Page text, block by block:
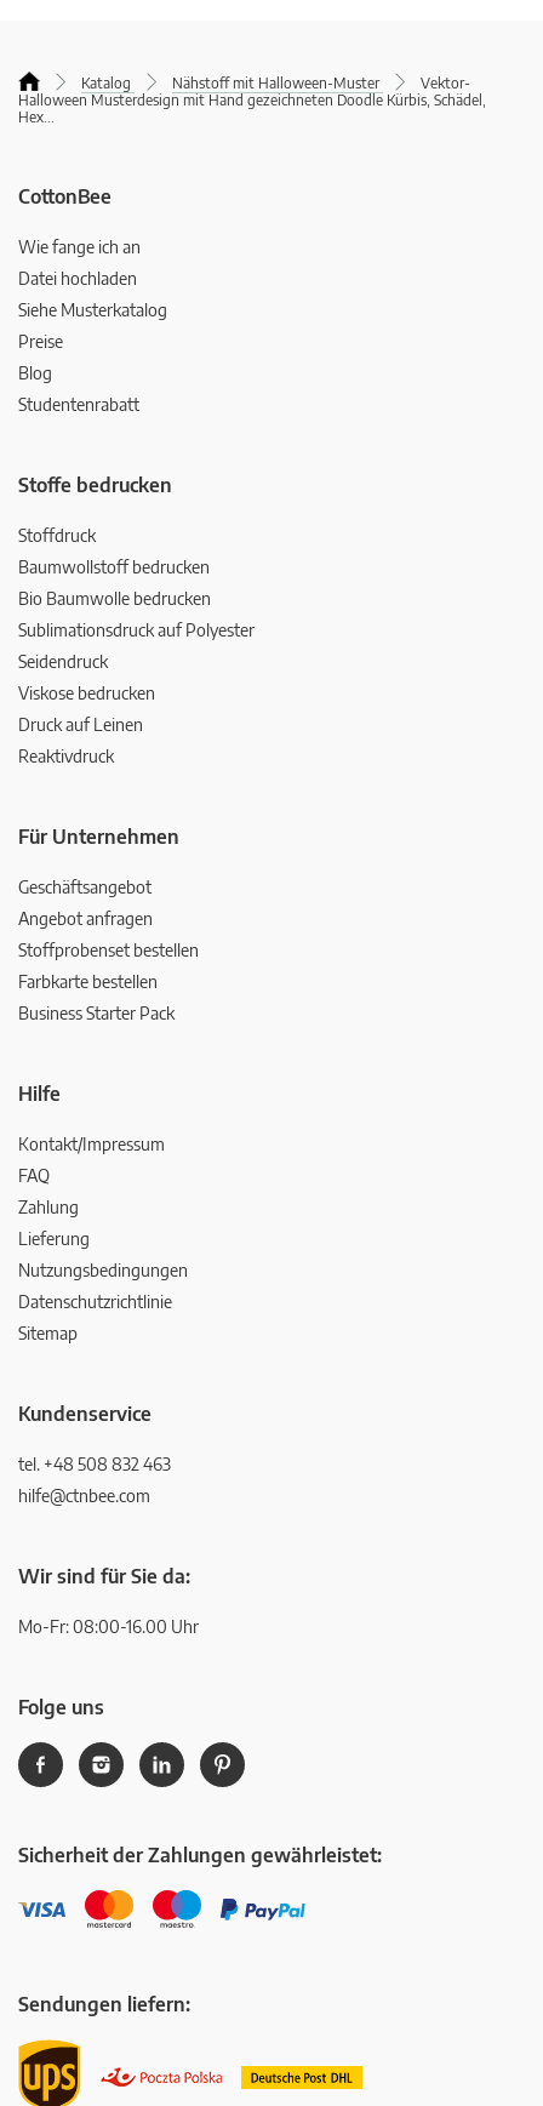
Katalog Nähstoff mit Halloween-Muster
Vektor-
Halloween Musterdesign mit Hand gezeichneten Doodle Kürbis, Schädel,
Hex...
CottonBee
Wie fange ich an
Datei hochladen
Siehe Musterkatalog
Preise
Blog
Studentenrabatt
Stoffe bedrucken
Stoffdruck
Baumwollstoff bedrucken
Bio Baumwolle bedrucken
Sublimationsdruck auf Polyester
Seidendruck
Viskose bedrucken
Druck auf Leinen
Reaktivdruck
Für Unternehmen
Geschäftsangebot
Angebot anfragen
Stoffprobenset bestellen
Farbkarte bestellen
Business Starter Pack
Hilfe
Kontakt/Impressum
FAQ
Zahlung
Lieferung
Nutzungsbedingungen
Datenschutzrichtlinie
Sitemap
Kundenservice
tel. +48 508 832 463
hilfe@ctnbee.com
Wir sind für Sie da:
Mo-Fr: 08:00-16.00 Uhr
Folge uns
Sicherheit der Zahlungen gewährleistet:
Sendungen liefern: